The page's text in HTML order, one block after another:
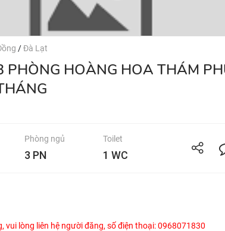
/Đà Lạt
Phòng ngủ
3 PN
Toilet
1 WC
vui lòng liên hệ người đăng, số điện thoại: 0968071830